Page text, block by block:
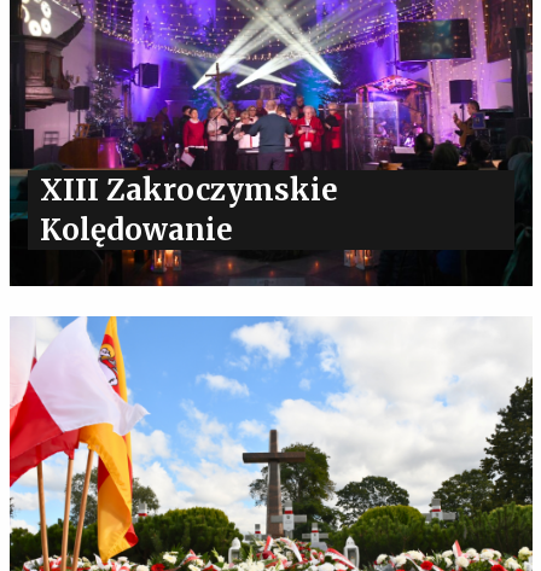
XIII Zakroczymskie
Kolędowanie